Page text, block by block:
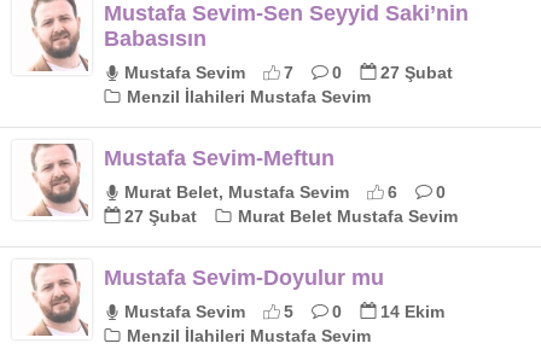
Mustafa Sevim-Sen Seyyid Saki’nin
Babasısın
Mustafa Sevim 7 0
27 Şubat
Menzil İlahileri Mustafa Sevim
Mustafa Sevim-Meftun
Murat Belet, Mustafa Sevim 6
0
27 Şubat
Murat Belet Mustafa Sevim
Mustafa Sevim-Doyulur mu
Mustafa Sevim 5 0
14 Ekim
Menzil İlahileri Mustafa Sevim